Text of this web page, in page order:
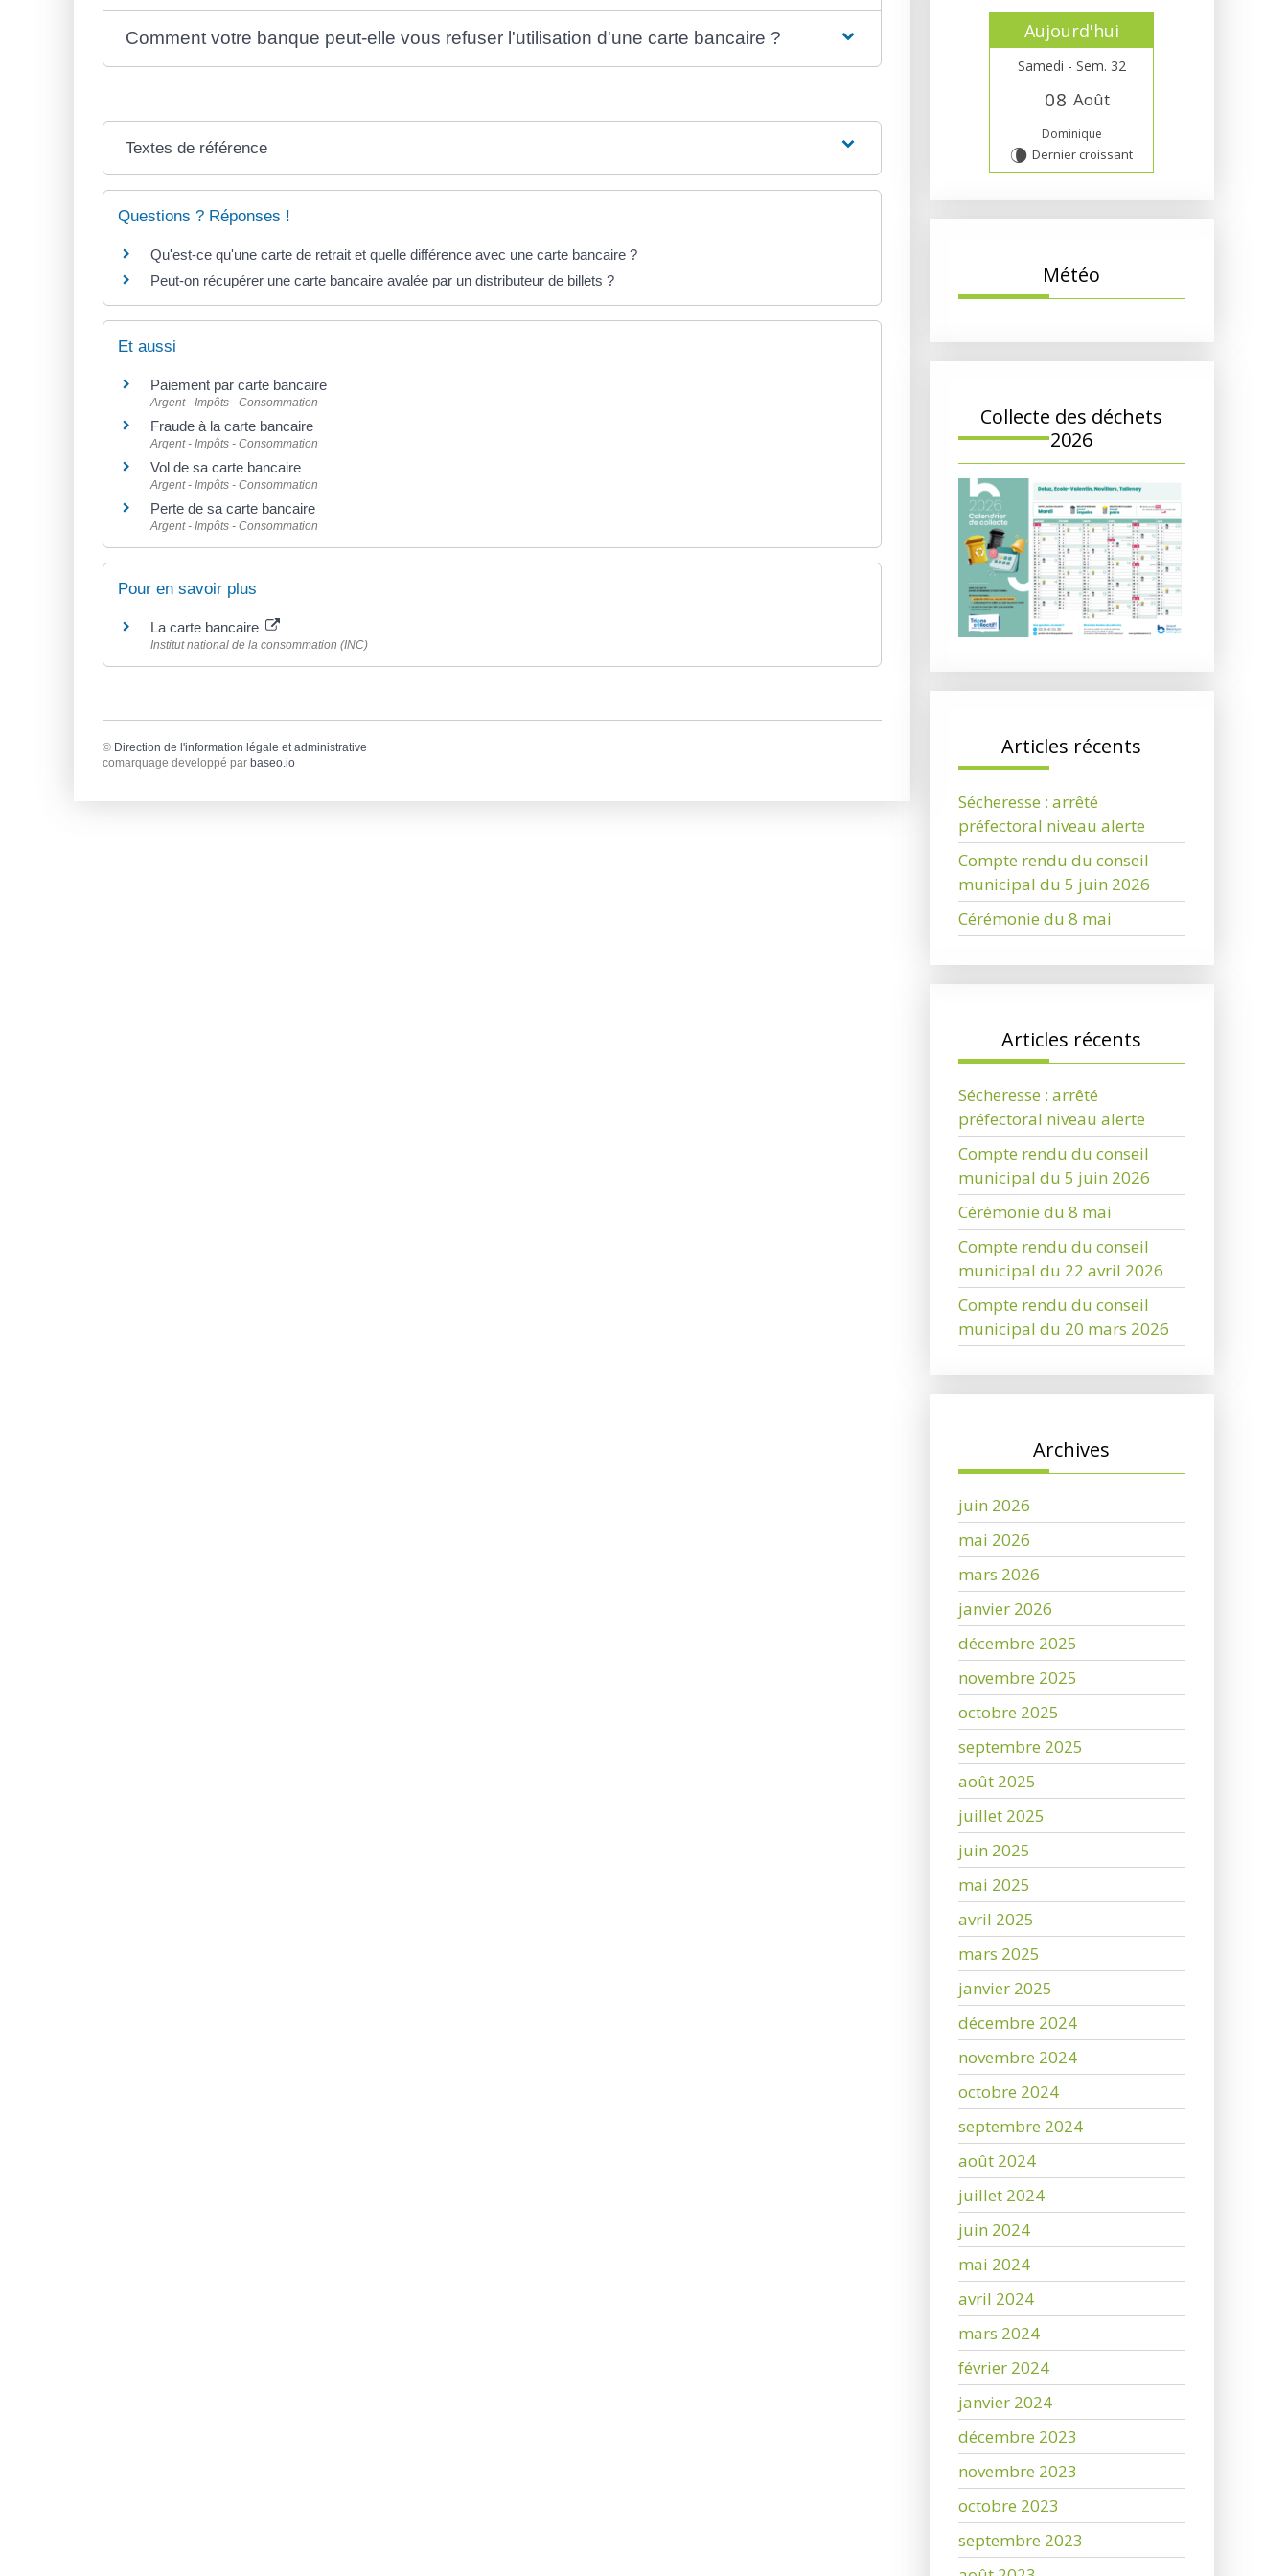
Comment votre banque peut-elle vous refuser l'utilisation d'une carte bancaire ?
Textes de référence
Questions ? Réponses !
Qu'est-ce qu'une carte de retrait et quelle différence avec une carte bancaire ?
Peut-on récupérer une carte bancaire avalée par un distributeur de billets ?
Et aussi
Paiement par carte bancaire
Argent - Impôts - Consommation
Fraude à la carte bancaire
Argent - Impôts - Consommation
Vol de sa carte bancaire
Argent - Impôts - Consommation
Perte de sa carte bancaire
Argent - Impôts - Consommation
Pour en savoir plus
La carte bancaire
Institut national de la consommation (INC)
© Direction de l'information légale et administrative
comarquage developpé par baseo.io
Aujourd'hui
Samedi - Sem. 32
08 Août
Dominique
V Dernier croissant
Météo
Collecte des déchets
2026
Articles récents
Sécheresse : arrêté
préfectoral niveau alerte
Compte rendu du conseil
municipal du 5 juin 2026
Cérémonie du 8 mai
Articles récents
Sécheresse : arrêté
préfectoral niveau alerte
Compte rendu du conseil
municipal du 5 juin 2026
Cérémonie du 8 mai
Compte rendu du conseil
municipal du 22 avril 2026
Compte rendu du conseil
municipal du 20 mars 2026
Archives
juin 2026
mai 2026
mars 2026
janvier 2026
décembre 2025
novembre 2025
octobre 2025
septembre 2025
août 2025
juillet 2025
juin 2025
mai 2025
avril 2025
mars 2025
janvier 2025
décembre 2024
novembre 2024
octobre 2024
septembre 2024
août 2024
juillet 2024
juin 2024
mai 2024
avril 2024
mars 2024
février 2024
janvier 2024
décembre 2023
novembre 2023
octobre 2023
septembre 2023